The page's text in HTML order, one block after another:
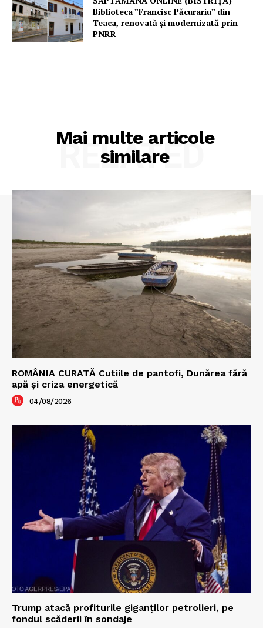
Biblioteca ”Francisc Păcurariu” din
Teaca, renovată și modernizată prin
PNRR
Mai multe articole
similare
RELATED
ROMÂNIA CURATĂ Cutiile de pantofi, Dunărea fără
apă și criza energetică
04/08/2026
Trump atacă profiturile giganților petrolieri, pe
fondul scăderii în sondaje